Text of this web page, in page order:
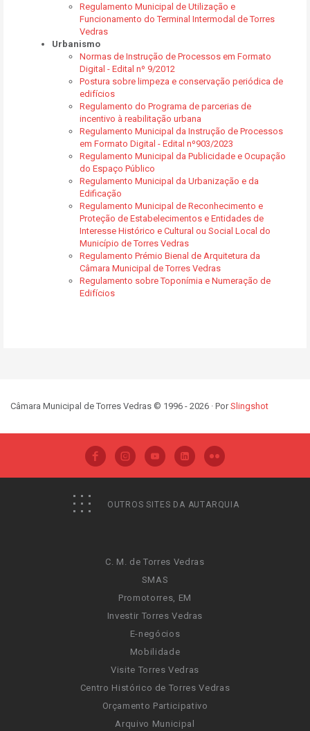
Regulamento Municipal de Utilização e
Funcionamento do Terminal Intermodal de Torres
Vedras
Urbanismo
Normas de Instrução de Processos em Formato
Digital - Edital nº 9/2012
Postura sobre limpeza e conservação periódica de
edifícios
Regulamento do Programa de parcerias de
incentivo à reabilitação urbana
Regulamento Municipal da Instrução de Processos
em Formato Digital - Edital nº903/2023
Regulamento Municipal da Publicidade e Ocupação
do Espaço Público
Regulamento Municipal da Urbanização e da
Edificação
Regulamento Municipal de Reconhecimento e
Proteção de Estabelecimentos e Entidades de
Interesse Histórico e Cultural ou Social Local do
Município de Torres Vedras
Regulamento Prémio Bienal de Arquitetura da
Câmara Municipal de Torres Vedras
Regulamento sobre Toponímia e Numeração de
Edifícios
Câmara Municipal de Torres Vedras © 1996 - 2026 · PorSlingshot
OUTROS SITES DA AUTARQUIA
C. M. de Torres Vedras
SMAS
Promotorres, EM
Investir Torres Vedras
E-negócios
Mobilidade
Visite Torres Vedras
Centro Histórico de Torres Vedras
Orçamento Participativo
Arquivo Municipal